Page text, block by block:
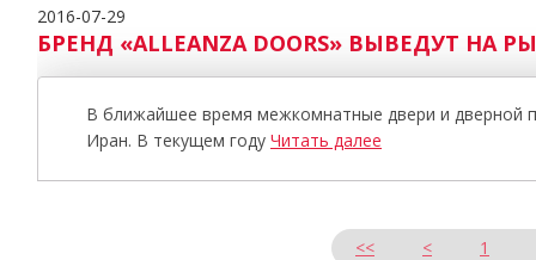
2016-07-29
БРЕНД «ALLEANZA DOORS» ВЫВЕДУТ НА
В ближайшее время межкомнатные двери и дверной
Иран. В текущем году Читать далее
<< < 1